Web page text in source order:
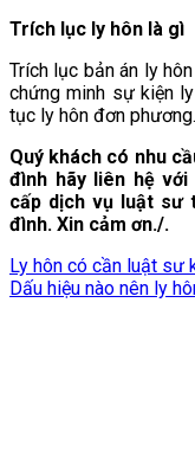
Trích lục ly hôn là gì
Trích lục bản án ly
chứng minh sự kiện
tục ly hôn đơn phương.
Quý khách có nhu
đình hãy liên hệ
cấp dịch vụ luật sư
đình. Xin cảm ơn./.
Ly hôn có cần luật sư
Dấu hiệu nào nên ly